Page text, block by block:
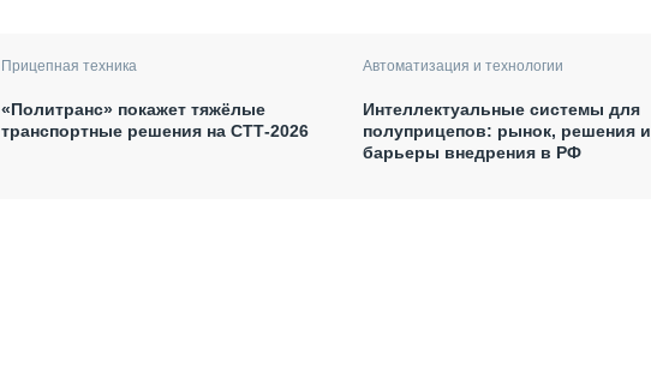
Прицепная техника
«Политранс» покажет тяжёлые
транспортные решения на СТТ-2026
Автоматизация и технологии
Интеллектуальные системы для
полуприцепов: рынок, решения и
барьеры внедрения в РФ